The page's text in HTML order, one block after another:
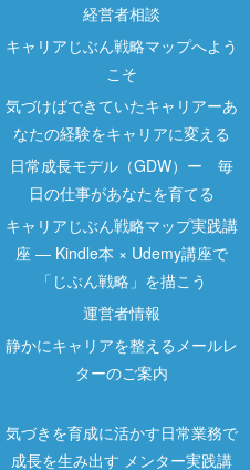
経営者相談
キャリアじぶん戦略マップへよう
こそ
気づけばできていたキャリアーあ
なたの経験をキャリアに変える
日常成長モデル（GDW）ー 毎
日の仕事があなたを育てる
キャリアじぶん戦略マップ実践講
座 ― Kindle本 × Udemy講座で
「じぶん戦略」を描こう
運営者情報
静かにキャリアを整えるメールレ
ターのご案内
気づきを育成に活かす日常業務で
成長を生み出す メンター実践講